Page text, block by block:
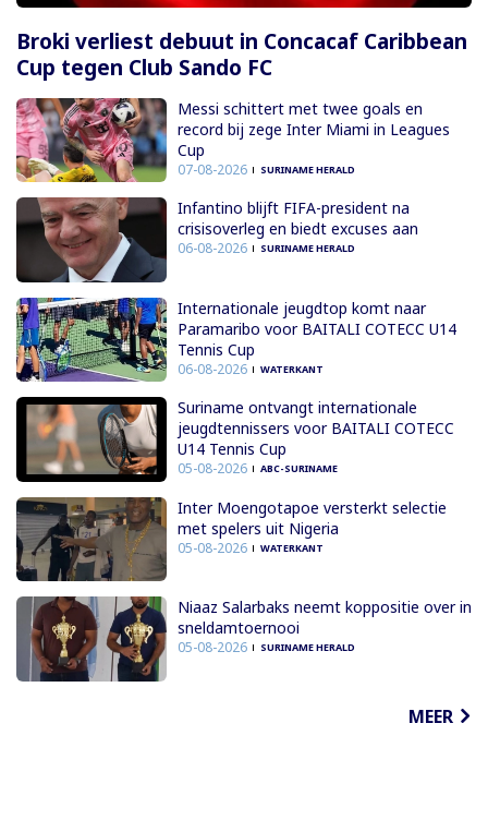
Broki verliest debuut in Concacaf Caribbean
Cup tegen Club Sando FC
Messi schittert met twee goals en
record bij zege Inter Miami in Leagues
Cup
07-08-2026 SURINAME HERALD
Infantino blijft FIFA-president na
crisisoverleg en biedt excuses aan
06-08-2026 SURINAME HERALD
Internationale jeugdtop komt naar
Paramaribo voor BAITALI COTECC U14
Tennis Cup
06-08-2026 WATERKANT
Suriname ontvangt internationale
jeugdtennissers voor BAITALI COTECC
U14 Tennis Cup
05-08-2026 ABC-SURINAME
Inter Moengotapoe versterkt selectie
met spelers uit Nigeria
05-08-2026 WATERKANT
Niaaz Salarbaks neemt koppositie over in
sneldamtoernooi
05-08-2026 SURINAME HERALD
MEER